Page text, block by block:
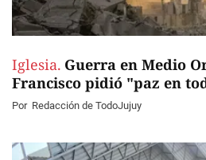
Iglesia. Guerra en Medio
Francisco pidió "paz en
Por Redacción de TodoJujuy